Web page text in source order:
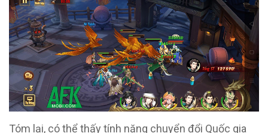
Tóm lại, có thể thấy tính năng chuyển đổi Quốc gia